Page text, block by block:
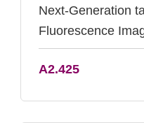
Next-Generation
Fluorescence
A2.425